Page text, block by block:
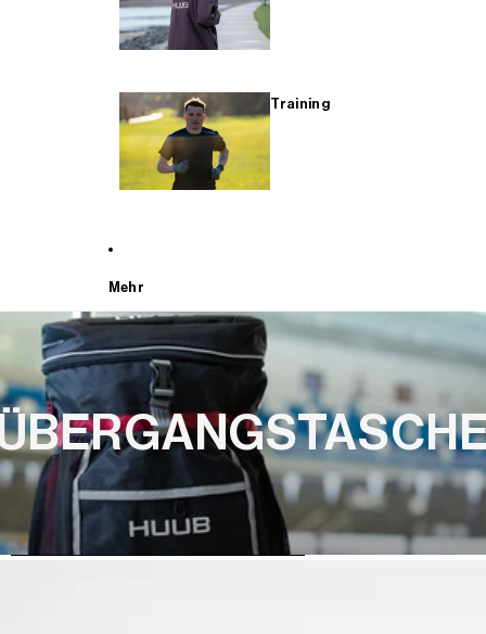
Training
Mehr
WEITER ZU DEN PRODUKTINFORMATIONEN